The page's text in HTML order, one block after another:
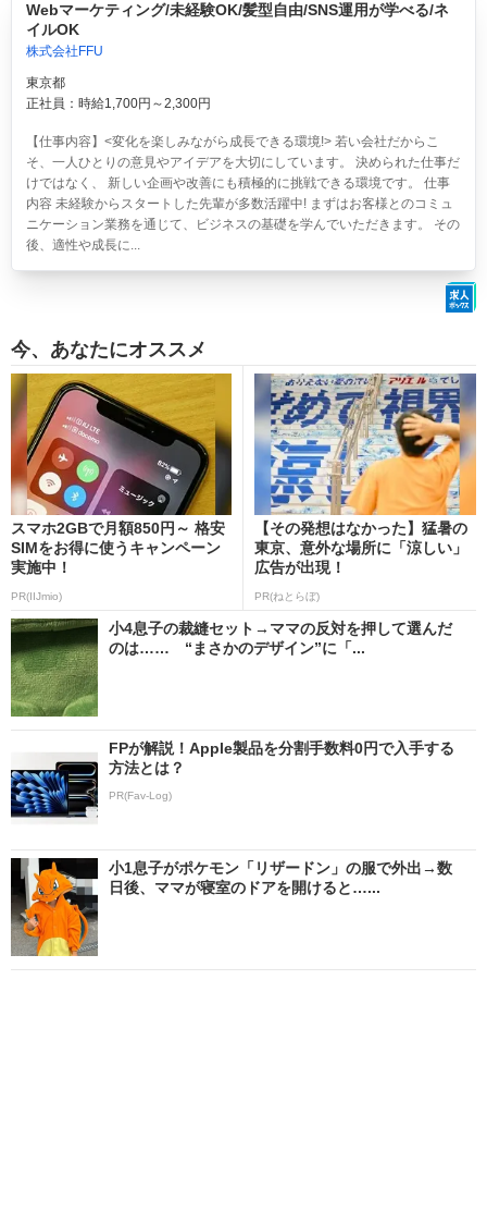
Webマーケティング/未経験OK/髪型自由/SNS運用が学べる/ネ
イルOK
株式会社FFU
東京都
正社員：時給1,700円～2,300円
【仕事内容】<変化を楽しみながら成長できる環境!> 若い会社だからこ
そ、一人ひとりの意見やアイデアを大切にしています。 決められた仕事だ
けではなく、 新しい企画や改善にも積極的に挑戦できる環境です。 仕事
内容 未経験からスタートした先輩が多数活躍中! まずはお客様とのコミュ
ニケーション業務を通じて、ビジネスの基礎を学んでいただきます。 その
後、適性や成長に...
今、あなたにオススメ
スマホ2GBで月額850円～ 格安
SIMをお得に使うキャンペーン
実施中！
PR(IIJmio)
【その発想はなかった】猛暑の
東京、意外な場所に「涼しい」
広告が出現！
PR(ねとらぼ)
小4息子の裁縫セット→ママの反対を押して選んだ
のは…… “まさかのデザイン”に「...
FPが解説！Apple製品を分割手数料0円で入手する
方法とは？
PR(Fav-Log)
小1息子がポケモン「リザードン」の服で外出→数
日後、ママが寝室のドアを開けると…...